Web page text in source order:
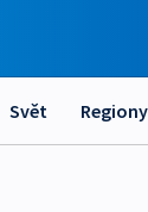
Svět Regiony